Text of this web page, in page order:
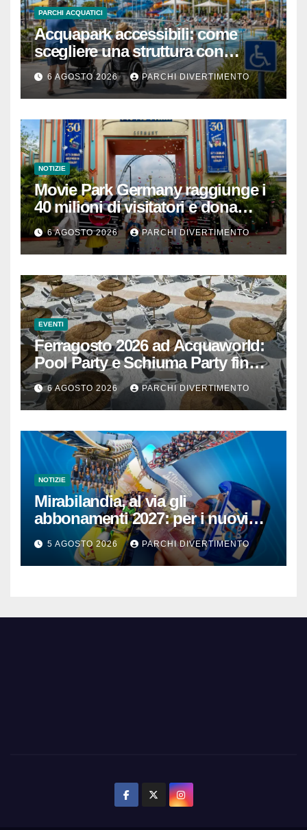
PARCHI ACQUATICI
Acquapark accessibili: come
scegliere una struttura con
passeggino o sedia a rotelle
6 AGOSTO 2026 PARCHI DIVERTIMENTO
NOTIZIE
Movie Park Germany raggiunge i
40 milioni di visitatori e dona
40.000 euro
6 AGOSTO 2026 PARCHI DIVERTIMENTO
EVENTI
Ferragosto 2026 ad Acquaworld:
Pool Party e Schiuma Party fino a
mezzanotte
6 AGOSTO 2026 PARCHI DIVERTIMENTO
NOTIZIE
Mirabilandia, al via gli
abbonamenti 2027: per i nuovi
iscritti il 2026 è in omaggio
5 AGOSTO 2026 PARCHI DIVERTIMENTO